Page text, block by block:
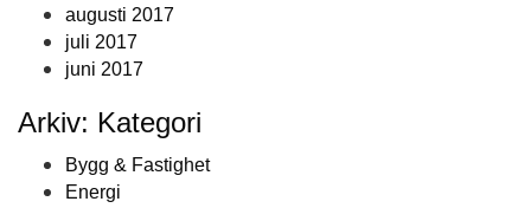
augusti 2017
juli 2017
juni 2017
Arkiv: Kategori
Bygg & Fastighet
Energi